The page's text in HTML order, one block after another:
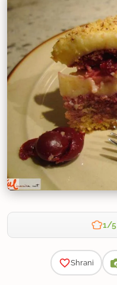
1/5
Shrani